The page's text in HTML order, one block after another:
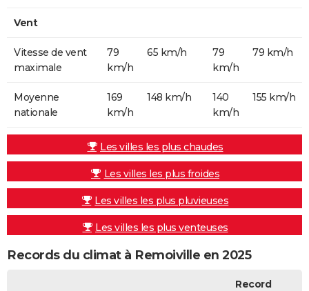
Vent
Vitesse de vent
maximale
79
km/h
65 km/h
79
km/h
79 km/h
Moyenne
nationale
169
km/h
148 km/h
140
km/h
155 km/h
Les villes les plus chaudes
Les villes les plus froides
Les villes les plus pluvieuses
Les villes les plus venteuses
Records du climat à Remoiville en 2025
Record